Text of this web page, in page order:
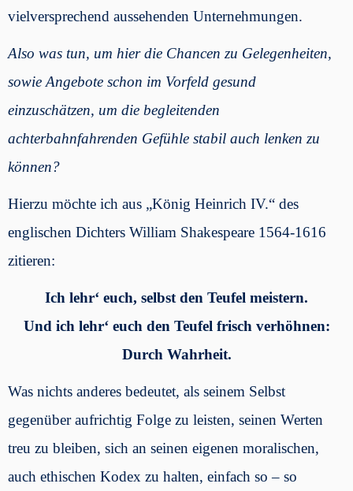
vielversprechend aussehenden Unternehmungen.
Also was tun, um hier die Chancen zu Gelegenheiten,
sowie Angebote schon im Vorfeld gesund
einzuschätzen, um die begleitenden
achterbahnfahrenden Gefühle stabil auch lenken zu
können?
Hierzu möchte ich aus „König Heinrich IV.“ des
englischen Dichters William Shakespeare 1564-1616
zitieren:
Ich lehr‘ euch, selbst den Teufel meistern.
Und ich lehr‘ euch den Teufel frisch verhöhnen:
Durch Wahrheit.
Was nichts anderes bedeutet, als seinem Selbst
gegenüber aufrichtig Folge zu leisten, seinen Werten
treu zu bleiben, sich an seinen eigenen moralischen,
auch ethischen Kodex zu halten, einfach so – so